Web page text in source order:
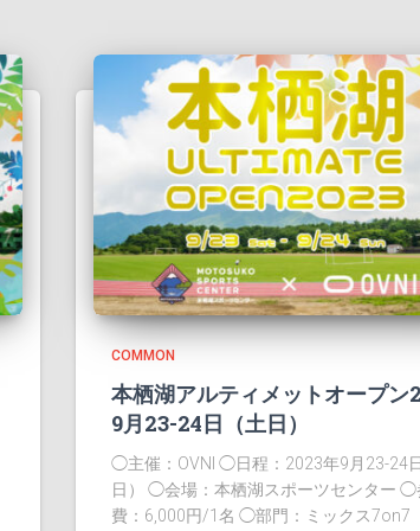
COMMON
本栖湖アルティメットオープン
9月23-24日（土日）
◯主催：OVNI ◯日程：2023年9月23-24
日） ◯会場：本栖湖スポーツセンター ◯
費：6,000円/1名 ◯部門：ミックス7on7